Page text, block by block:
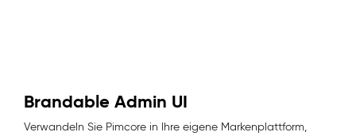
Brandable Admin UI
Verwandeln Sie Pimcore in Ihre eigene Markenplattform,